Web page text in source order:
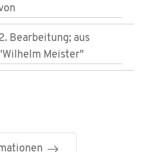
Bearbeitung; aus
Meister"